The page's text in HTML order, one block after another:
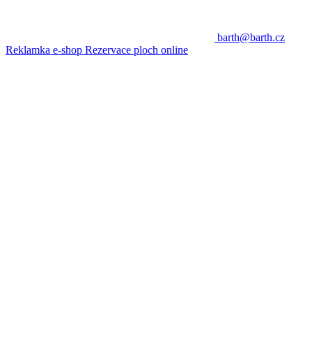
barth@barth.cz
Reklamka e-shop Rezervace ploch online